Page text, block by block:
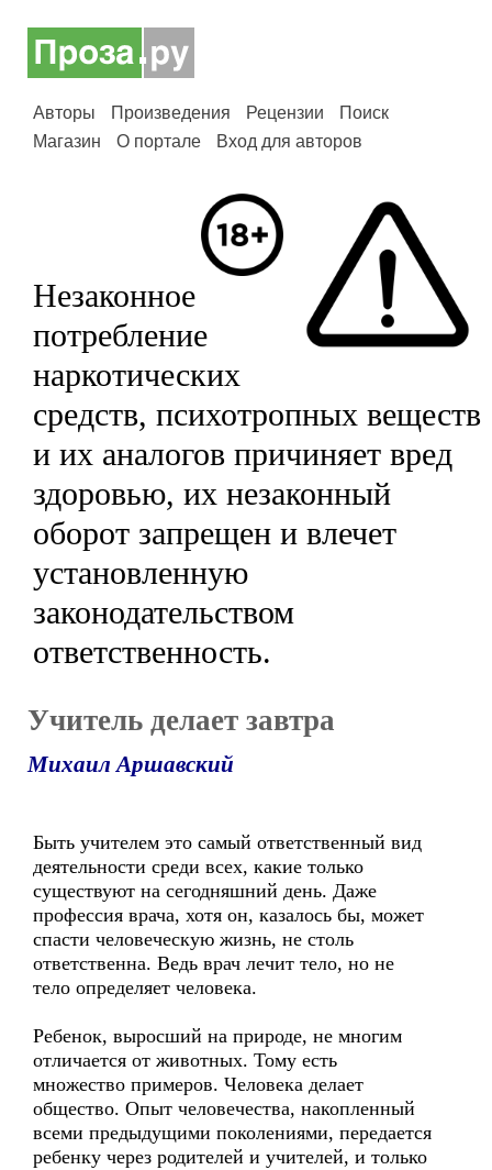
Авторы Произведения Рецензии
Поиск
Магазин
О портале Вход для авторов
Незаконное
потребление
наркотических
средств, психотропных веществ
и их аналогов причиняет вред
здоровью, их незаконный
оборот запрещен и влечет
установленную
законодательством
ответственность.
Учитель делает завтра
Михаил Аршавский
Быть учителем это самый ответственный вид
деятельности среди всех, какие только
существуют на сегодняшний день. Даже
профессия врача, хотя он, казалось бы, может
спасти человеческую жизнь, не столь
ответственна. Ведь врач лечит тело, но не
тело определяет человека.
Ребенок, выросший на природе, не многим
отличается от животных. Тому есть
множество примеров. Человека делает
общество. Опыт человечества, накопленный
всеми предыдущими поколениями, передается
ребенку через родителей и учителей, и только